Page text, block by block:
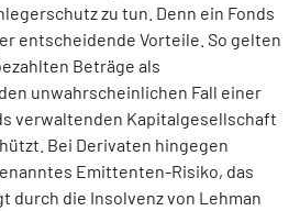
zu tun. Denn ein Fonds
entscheidende Vorteile. So gelten
Beträge als
unwahrscheinlichen Fall einer
verwaltenden Kapitalgesellschaft
Bei Derivaten hingegen
Emittenten-Risiko, das
durch die Insolvenz von Lehman